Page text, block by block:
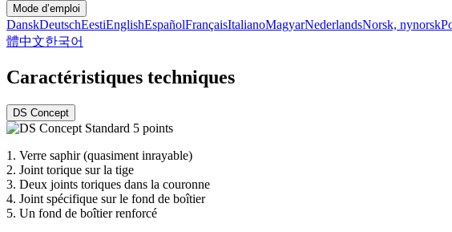
Mode d’emploi
DanskDeutschEestiEnglishEspañolFrançaisItalianoMagyarNederlandsNorsk, nynorsk
體中文한국어
Caractéristiques techniques
DS Concept
1. Verre saphir (quasiment inrayable)
2. Joint torique sur la tige
3. Deux joints toriques dans la couronne
4. Joint spécifique sur le fond de boîtier
5. Un fond de boîtier renforcé